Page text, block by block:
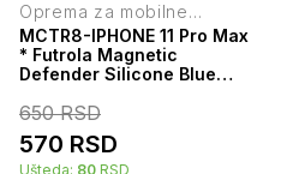
Oprema za mobilne
telefone
MCTR8-IPHONE 11 Pro Max
* Futrola Magnetic
Defender Silicone Blue
650RSD
570 RSD
Ušteda: 80 RSD